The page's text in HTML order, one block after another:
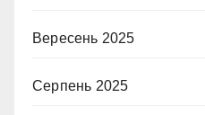
Вересень 2025
Серпень 2025